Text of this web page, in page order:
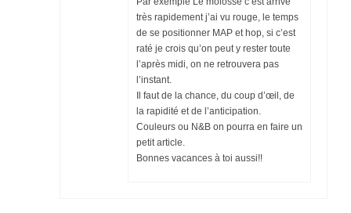
très rapidement j’ai vu rouge, le temps
de se positionner MAP et hop, si c’est
raté je crois qu’on peut y rester toute
l’après midi, on ne retrouvera pas
l’instant.
Il faut de la chance, du coup d’œil, de
la rapidité et de l’anticipation.
Couleurs ou N&B on pourra en faire un
petit article.
Bonnes vacances à toi aussi!!